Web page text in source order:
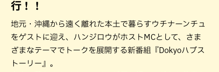
行！！
地元・沖縄から遠く離れた本土で暮らすウチナーンチュ
をゲストに迎え、ハンジロウがホストMCとして、さま
ざまなテーマでトークを展開する新番組『Dokyoハブス
トーリー』。